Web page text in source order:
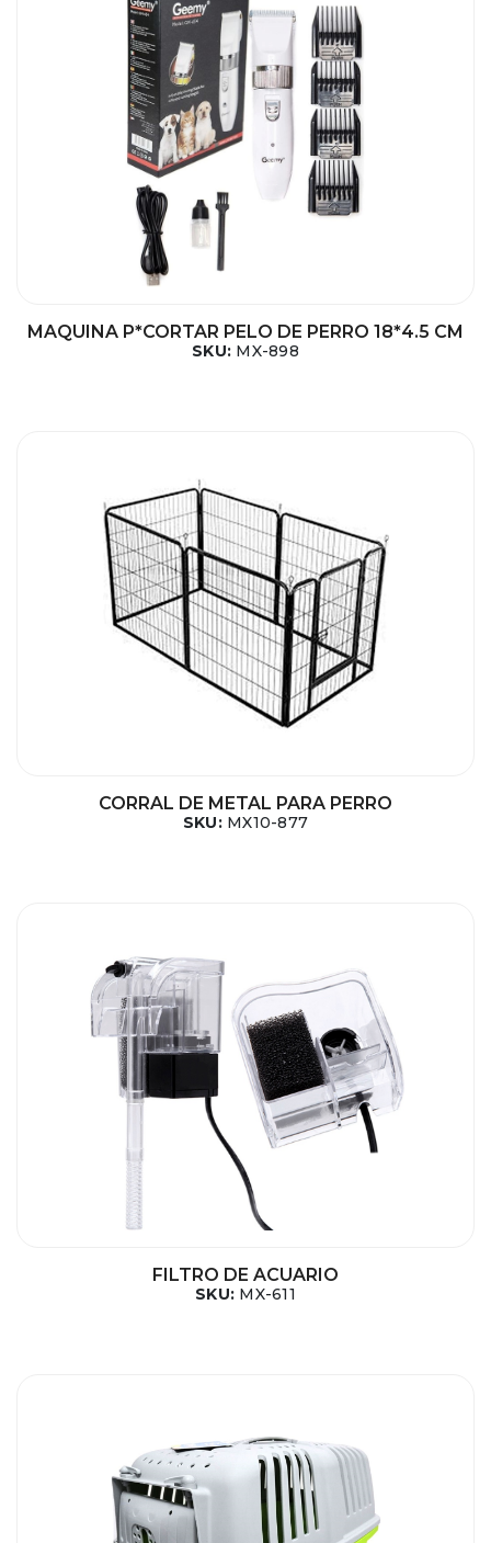
MAQUINA P*CORTAR PELO DE PERRO 18*4.5 CM
SKU: MX-898
CORRAL DE METAL PARA PERRO
SKU: MX10-877
FILTRO DE ACUARIO
SKU: MX-611